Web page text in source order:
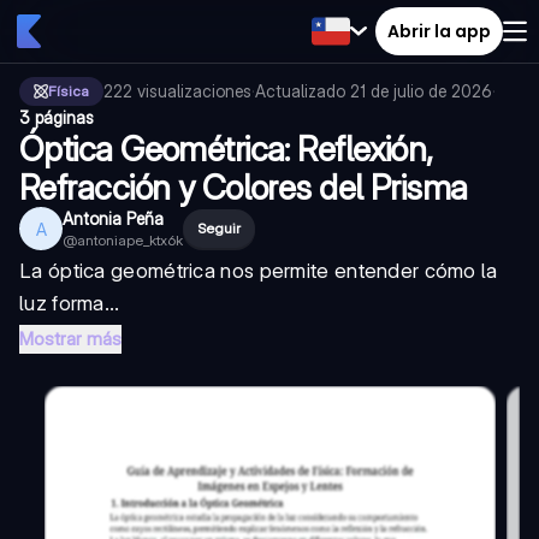
Abrir la app
Física 222 visualizaciones·Actualizado 21 de julio de 2026·
3 páginas
Óptica Geométrica: Reflexión,
Refracción y Colores del Prisma
A Antonia Peña
@antoniape_ktx6k
Seguir
La óptica geométrica nos permite entender cómo la
luz forma...
Mostrar más